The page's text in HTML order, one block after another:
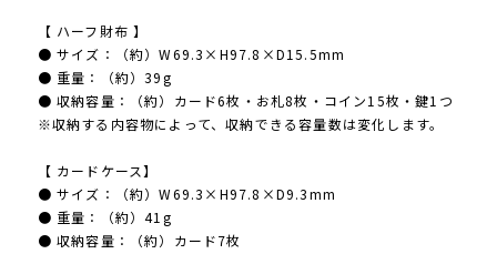
【 ハーフ財布 】
● サイズ：（約）W69.3×H97.8×D15.5mm
● 重量：（約）39g
● 収納容量：（約）カード6枚・お札8枚・コイン15枚・鍵1つ
※収納する内容物によって、収納できる容量数は変化します。
【 カードケース】
● サイズ：（約）W69.3×H97.8×D9.3mm
● 重量：（約）41g
● 収納容量：（約）カード7枚